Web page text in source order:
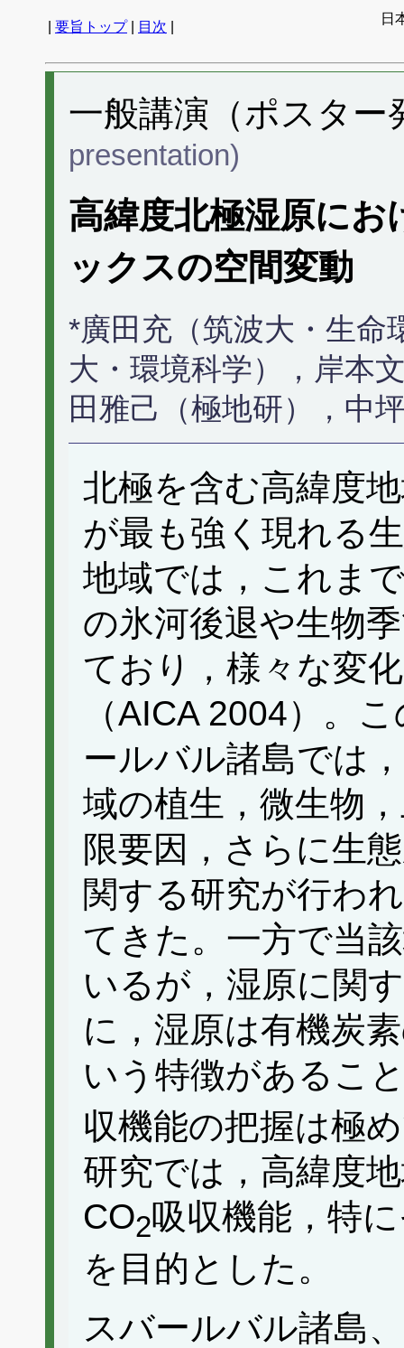
要旨トップ| 目次
日
一般講演（ポスタ
presentation)
高緯度北極湿原にお
ックスの空間変動
*廣田充（筑波大・生命
大・環境科学），岸本
田雅己（極地研），中
北極を含む高緯度
が最も強く現れる
地域では，これま
の氷河後退や生物
ており，様々な変
（AICA 2004）。
ールバル諸島では
域の植生，微生物
限要因，さらに生
関する研究が行わ
てきた。一方で当
いるが，湿原に関
に，湿原は有機炭
いう特徴があるこ
収機能の把握は極
研究では，高緯度
CO2吸収機能，特
を目的とした。
スバールバル諸島